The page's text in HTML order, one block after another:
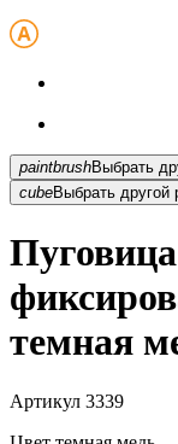
paintbrush
cubeВыбрать другой
темная
Артикул 3339